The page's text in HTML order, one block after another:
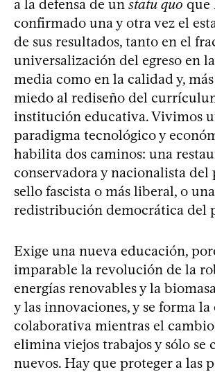
a la defensa de un statu quo que
confirmado una y otra vez el
de sus resultados, tanto en el
universalización del egreso en
media como en la calidad y,
miedo al rediseño del
institución educativa. Vivimos
paradigma tecnológico y
habilita dos caminos: una
conservadora y nacionalista del
sello fascista o más liberal, o una
redistribución democrática del
Exige una nueva educación,
imparable la revolución de la
energías renovables y la
y las innovaciones, y se forma
colaborativa mientras el
elimina viejos trabajos y sólo se
nuevos. Hay que proteger a las